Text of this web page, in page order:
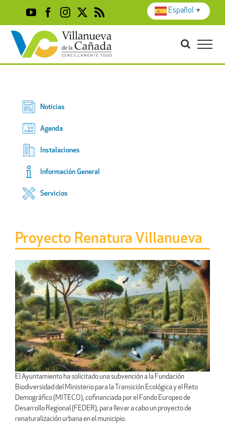
content
YouTubeFacebook
Instagram
X Rss
Proyecto Renatura Villanueva
El Ayuntamiento ha solicitado una subvención a la Fundación
Biodiversidad del Ministerio para la Transición Ecológica y el Reto
Demográfico (MITECO), cofinanciada por el Fondo Europeo de
Desarrollo Regional (FEDER), para llevar a cabo un proyecto de
renaturalización urbana en el municipio.
Noticias
Agenda
Instalaciones
Información General
Servicios
Español ▼